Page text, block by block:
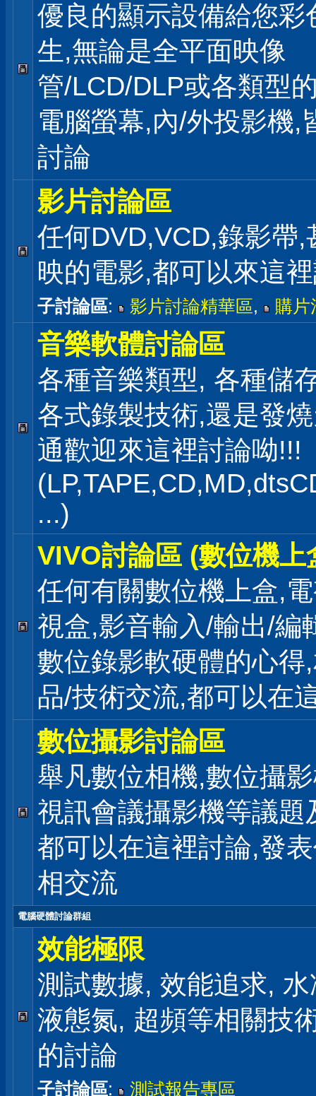
優良的顯示設備給您彩
生,無論是全平面映像
管/LCD/DLP或各類型
電腦螢幕,內/外投影機,
討論
影片討論區
任何DVD,VCD,錄影帶,
映的電影,都可以來這
子討論區: 影片討論精華區, 購片
音樂軟體討論區
各種音樂類型, 各種儲
各式錄製技術,還是發
通歡迎來這裡討論呦!!!
...)
VIVO討論區 (數位機上
任何有關數位機上盒,
視盒,影音輸入/輸出/編
數位錄影軟硬體的心得
品/技術交流,都可以在
數位攝影討論區
舉凡數位相機,數位攝
視訊會議攝影機等議題
都可以在這裡討論,發
相交流
電腦硬體討論群組
效能極限
測試數據, 效能追求,
液態氮, 超頻等相關技
的討論
子討論區: 測試報告專區